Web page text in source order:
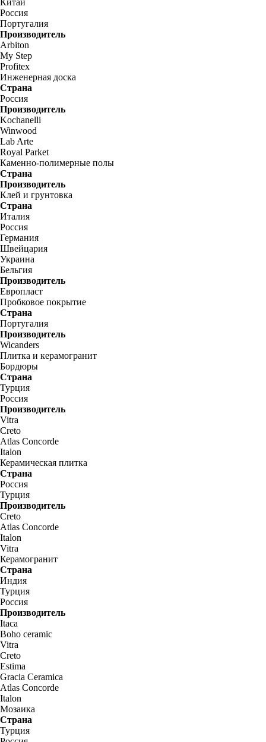
Китай
Россия
Португалия
Производитель
Arbiton
My Step
Profitex
Инженерная доска
Страна
Россия
Производитель
Kochanelli
Winwood
Lab Arte
Royal Parket
Каменно-полимерные полы
Страна
Производитель
Клей и грунтовка
Страна
Италия
Россия
Германия
Швейцария
Украина
Бельгия
Производитель
Европласт
Пробковое покрытие
Страна
Португалия
Производитель
Wicanders
Плитка и керамогранит
Бордюры
Страна
Турция
Россия
Производитель
Vitra
Creto
Atlas Concorde
Italon
Керамическая плитка
Страна
Россия
Турция
Производитель
Creto
Atlas Concorde
Italon
Vitra
Керамогранит
Страна
Индия
Турция
Россия
Производитель
Itaca
Boho ceramic
Vitra
Creto
Estima
Gracia Ceramica
Atlas Concorde
Italon
Мозаика
Страна
Турция